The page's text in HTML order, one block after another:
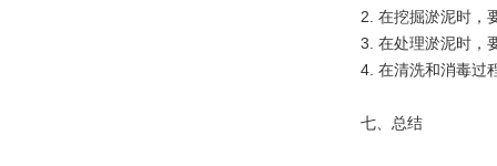
2. 在挖掘淤泥时，
3. 在处理淤泥时，
4. 在清洗和消毒过
七、总结